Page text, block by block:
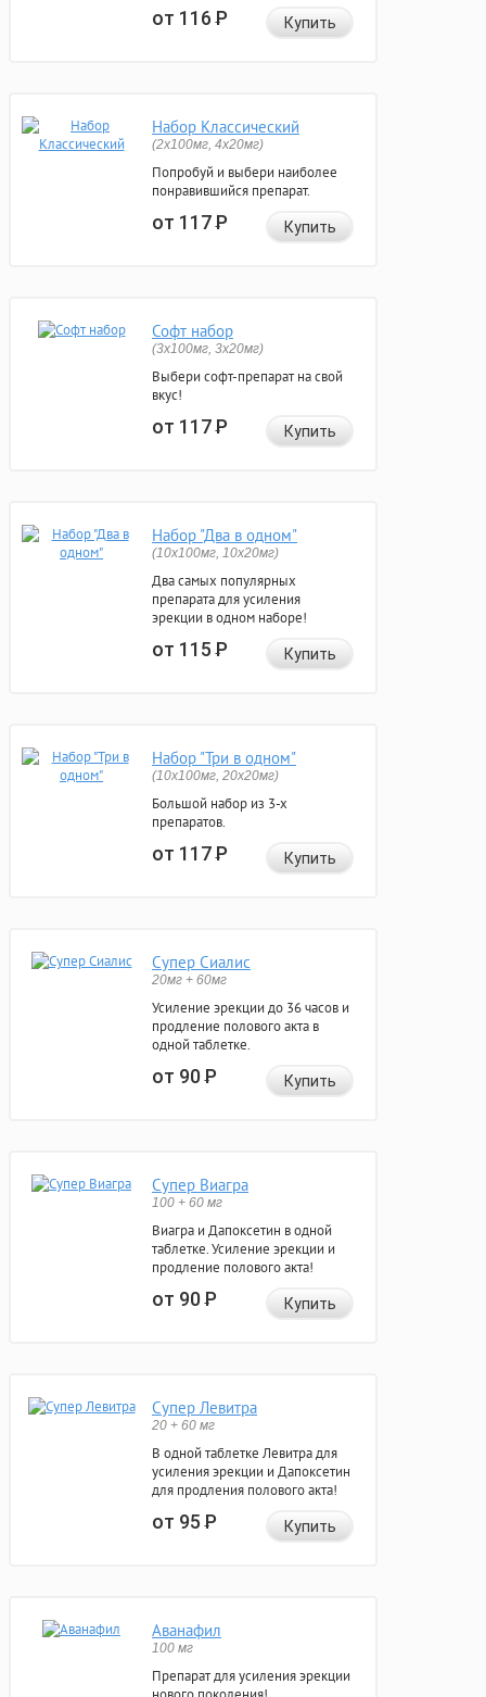
от 116Р Купить
Набор Классический
(2x100мг, 4x20мг)
Попробуй и выбери наиболее
понравившийся препарат.
от 117Р Купить
Софт набор
(3x100мг, 3x20мг)
Выбери софт-препарат на свой
вкус!
от 117Р Купить
Набор "Два в одном"
(10x100мг, 10x20мг)
Два самых популярных
препарата для усиления
эрекции в одном наборе!
от 115Р Купить
Набор "Три в одном"
(10x100мг, 20x20мг)
Большой набор из 3-х
препаратов.
от 117Р Купить
Супер Сиалис
20мг + 60мг
Усиление эрекции до 36 часов и
продление полового акта в
одной таблетке.
от 90Р Купить
Супер Виагра
100 + 60 мг
Виагра и Дапоксетин в одной
таблетке. Усиление эрекции и
продление полового акта!
от 90Р Купить
Супер Левитра
20 + 60 мг
В одной таблетке Левитра для
усиления эрекции и Дапоксетин
для продления полового акта!
от 95Р Купить
Аванафил
100 мг
Препарат для усиления эрекции